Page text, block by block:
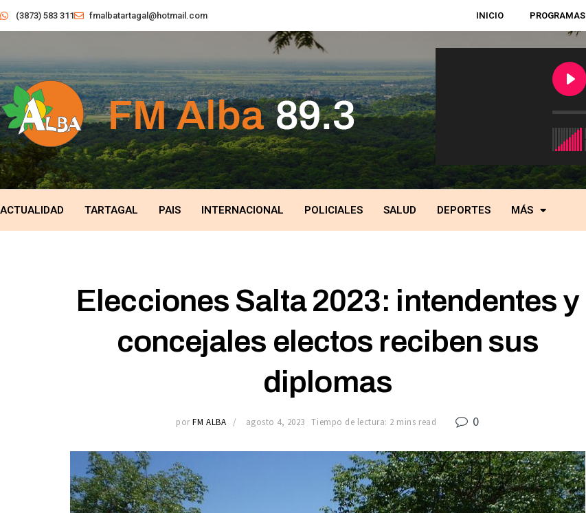
(3873) 583 311 fmalbatartagal@hotmail.com INICIO PROGRAMAS
ACTUALIDAD TARTAGAL PAIS INTERNACIONAL POLICIALES SALUD DEPORTES MÁS
Elecciones Salta 2023: intendentes y
concejales electos reciben sus
diplomas
por FM ALBA agosto 4, 2023 Tiempo de lectura: 2 mins read 0